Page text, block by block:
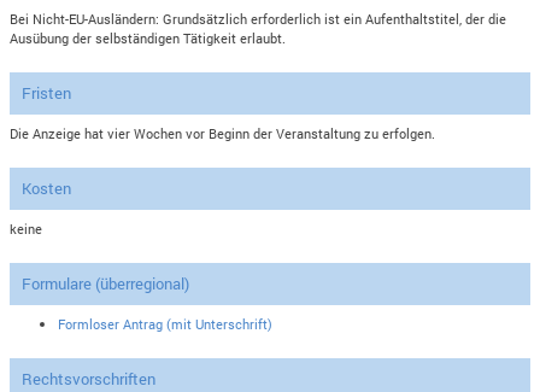
Bei Nicht-EU-Ausländern: Grundsätzlich erforderlich ist ein Aufenthaltstitel, der die
Ausübung der selbständigen Tätigkeit erlaubt.
Fristen
Die Anzeige hat vier Wochen vor Beginn der Veranstaltung zu erfolgen.
Kosten
keine
Formulare (überregional)
Formloser Antrag (mit Unterschrift)
Rechtsvorschriften